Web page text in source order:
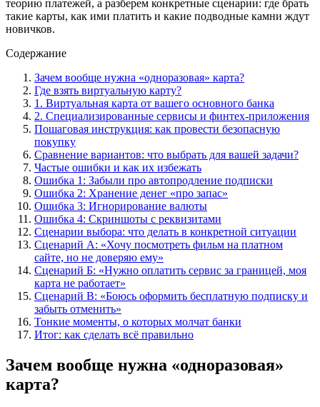
теорию платежей, а разберем конкретные сценарии: где брать
такие карты, как ими платить и какие подводные камни ждут
новичков.
Содержание
Зачем вообще нужна «одноразовая» карта?
Где взять виртуальную карту?
1. Виртуальная карта от вашего основного банка
2. Специализированные сервисы и финтех-приложения
Пошаговая инструкция: как провести безопасную
покупку
Сравнение вариантов: что выбрать для вашей задачи?
Частые ошибки и как их избежать
Ошибка 1: Забыли про автопродление подписки
Ошибка 2: Хранение денег «про запас»
Ошибка 3: Игнорирование валюты
Ошибка 4: Скриншоты с реквизитами
Сценарии выбора: что делать в конкретной ситуации
Сценарий А: «Хочу посмотреть фильм на платном
сайте, но не доверяю ему»
Сценарий Б: «Нужно оплатить сервис за границей, моя
карта не работает»
Сценарий В: «Боюсь оформить бесплатную подписку и
забыть отменить»
Тонкие моменты, о которых молчат банки
Итог: как сделать всё правильно
Зачем вообще нужна «одноразовая»
карта?